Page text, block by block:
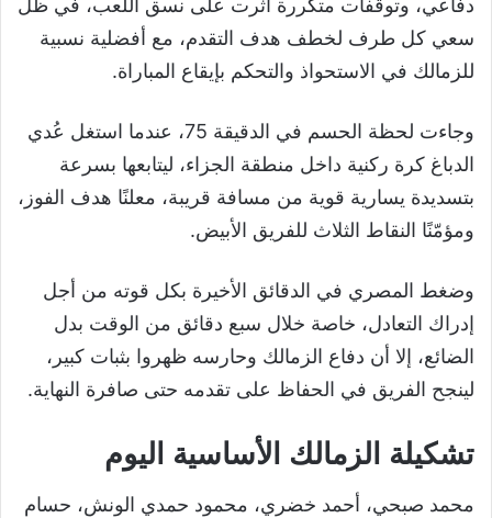
دفاعي، وتوقفات متكررة أثرت على نسق اللعب، في ظل
سعي كل طرف لخطف هدف التقدم، مع أفضلية نسبية
للزمالك في الاستحواذ والتحكم بإيقاع المباراة.
وجاءت لحظة الحسم في الدقيقة 75، عندما استغل عُدي
الدباغ كرة ركنية داخل منطقة الجزاء، ليتابعها بسرعة
بتسديدة يسارية قوية من مسافة قريبة، معلنًا هدف الفوز،
ومؤمّنًا النقاط الثلاث للفريق الأبيض.
وضغط المصري في الدقائق الأخيرة بكل قوته من أجل
إدراك التعادل، خاصة خلال سبع دقائق من الوقت بدل
الضائع، إلا أن دفاع الزمالك وحارسه ظهروا بثبات كبير،
لينجح الفريق في الحفاظ على تقدمه حتى صافرة النهاية.
تشكيلة الزمالك الأساسية اليوم
محمد صبحي، أحمد خضري، محمود حمدي الونش، حسام